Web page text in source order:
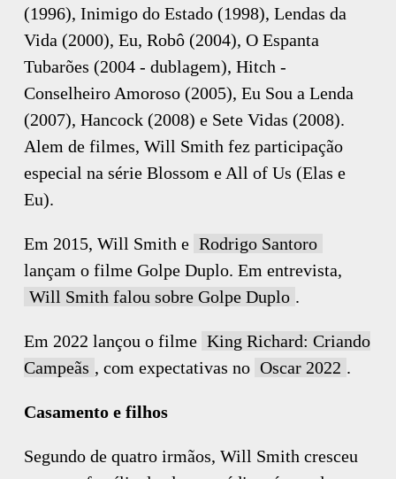
(1996), Inimigo do Estado (1998), Lendas da
Vida (2000), Eu, Robô (2004), O Espanta
Tubarões (2004 - dublagem), Hitch -
Conselheiro Amoroso (2005), Eu Sou a Lenda
(2007), Hancock (2008) e Sete Vidas (2008).
Alem de filmes, Will Smith fez participação
especial na série Blossom e All of Us (Elas e
Eu).
Em 2015, Will Smith e Rodrigo Santoro
lançam o filme Golpe Duplo. Em entrevista,
Will Smith falou sobre Golpe Duplo .
Em 2022 lançou o filme King Richard: Criando
Campeãs , com expectativas no Oscar 2022 .
Casamento e filhos
Segundo de quatro irmãos, Will Smith cresceu